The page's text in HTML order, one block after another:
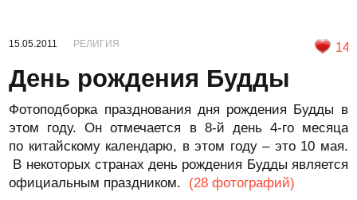
15.05.2011 РЕЛИГИЯ 14
День рождения Будды
Фотоподборка празднования дня рождения Будды в
этом году. Он отмечается в 8-й день 4-го месяца
по китайскому календарю, в этом году – это 10 мая.
В некоторых странах день рождения Будды является
официальным праздником. (28 фотографий)